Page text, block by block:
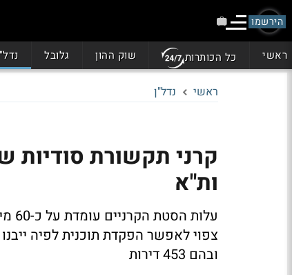
הירשמו
ראשי כל הכותרות שוק ההון גלובל
ראשי נדל"ן
קרני תקשורת סודיות
ות"א
ובהם 453 דירות